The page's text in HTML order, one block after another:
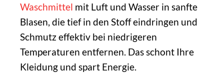
Waschmittel mit Luft und Wasser in sanfte
Blasen, die tief in den Stoff eindringen und
Schmutz effektiv bei niedrigeren
Temperaturen entfernen. Das schont Ihre
Kleidung und spart Energie.